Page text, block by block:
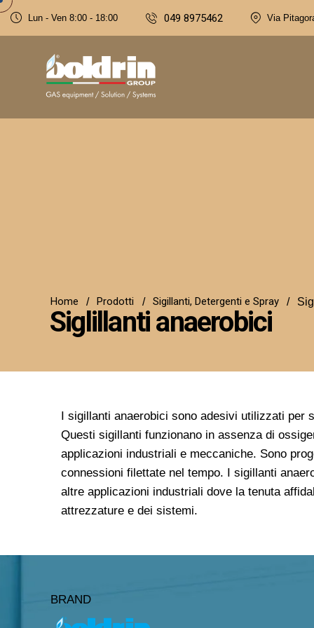
Lun - Ven 8:00 - 18:00 049 8975462 Via
Home Prodotti Sigillanti, Detergenti e Spray
Siglillanti anaerobici
I sigillanti anaerobici sono adesivi utilizzati per
Questi sigillanti funzionano in assenza di
applicazioni industriali e meccaniche. Sono
connessioni filettate nel tempo. I sigillanti
altre applicazioni industriali dove la tenuta
attrezzature e dei sistemi.
BRAND